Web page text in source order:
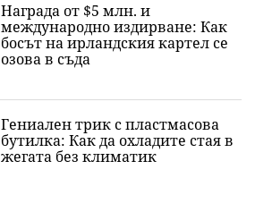
Награда от $5 млн. и
международно издирване: Как
босът на ирландския картел се
озова в съда
Гениален трик с пластмасова
бутилка: Как да охладите стая в
жегата без климатик